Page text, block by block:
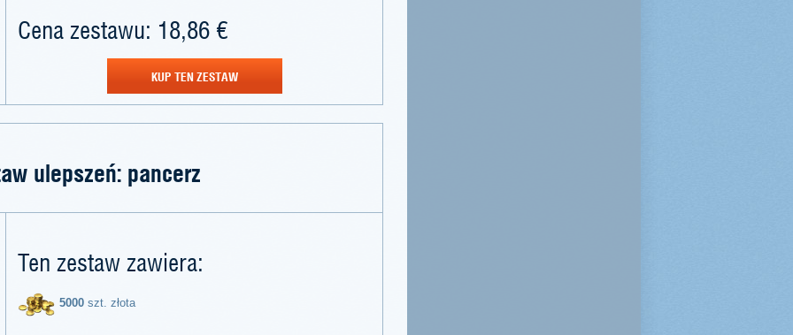
Cena zestawu: 18,86 €
KUP TEN ZESTAW
ulepszeń: pancerz
Ten zestaw zawiera:
5000 szt. złota